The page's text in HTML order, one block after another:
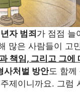
자 범죄가 점점 늘
많은 사람들이 고
책임, 그리고 그에
사처벌 방안도 함께
제이니까요. 그럼